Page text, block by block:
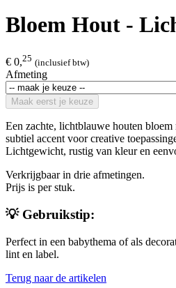
Bloem Hout -
€ 0,25 (inclusief btw)
Afmeting
Maak eerst je keuze
Een zachte, lichtblauwe houten
subtiel accent voor creative
Lichtgewicht, rustig van kleur en
Verkrijgbaar in drie afmetingen.
Prijs is per stuk.
💡 Gebruikstip:
Perfect in een babythema of als
lint en label.
Terug naar de artikelen